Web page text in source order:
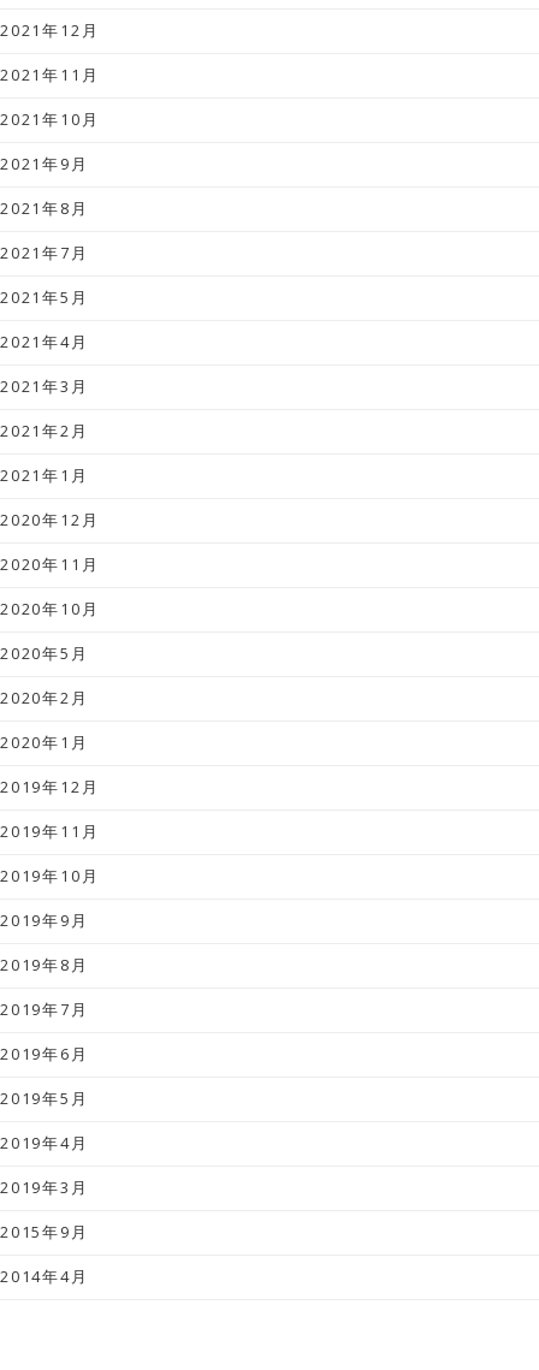
2021年12月
2021年11月
2021年10月
2021年9月
2021年8月
2021年7月
2021年5月
2021年4月
2021年3月
2021年2月
2021年1月
2020年12月
2020年11月
2020年10月
2020年5月
2020年2月
2020年1月
2019年12月
2019年11月
2019年10月
2019年9月
2019年8月
2019年7月
2019年6月
2019年5月
2019年4月
2019年3月
2015年9月
2014年4月